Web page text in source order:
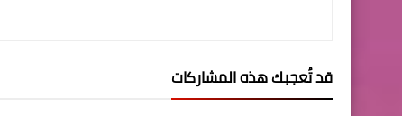
قد تُعجبك هذه المشاركات